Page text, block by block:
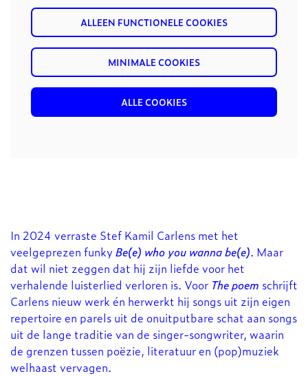
ALLEEN FUNCTIONELE COOKIES
MINIMALE COOKIES
ALLE COOKIES
In 2024 verraste Stef Kamil Carlens met het
veelgeprezen funkyBe(e) who you wanna be(e). Maar
dat wil niet zeggen dat hij zijn liefde voor het
verhalende luisterlied verloren is. Voor The poem schrijft
Carlens nieuw werk én herwerkt hij songs uit zijn eigen
repertoire en parels uit de onuitputbare schat aan songs
uit de lange traditie van de singer-songwriter, waarin
de grenzen tussen poëzie, literatuur en (pop)muziek
welhaast vervagen.
Inzoomen